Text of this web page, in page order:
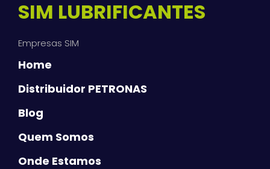
SIM LUBRIFICANTES
Empresas SIM
Home
Distribuidor PETRONAS
Blog
Quem Somos
Onde Estamos